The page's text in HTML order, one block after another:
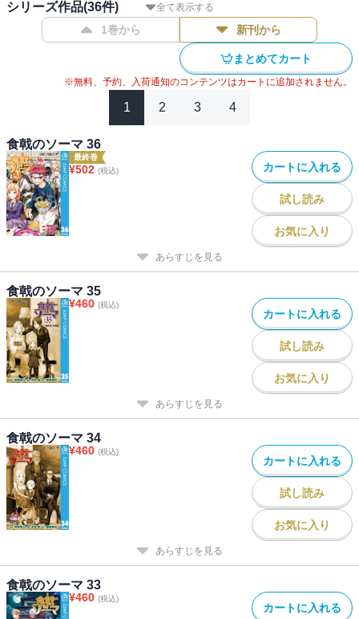
#2019年アニメ化 #2018年アニメ化 #グルメ漫画
2020年アニメ化 # 学園コミック
全て表示する
シリーズ作品(36件)
1巻から 新刊から
まとめてカート
※無料、予約、入荷通知のコンテンツはカートに追加されません。
1 2 3 4
食戟のソーマ 36
最終巻
¥502 (税込) カートに入れる
試し読み
お気に入り
あらすじを見る
食戟のソーマ 35
¥460 (税込)
カートに入れる
試し読み
お気に入り
あらすじを見る
食戟のソーマ 34
¥460 (税込)
カートに入れる
試し読み
お気に入り
あらすじを見る
食戟のソーマ 33
¥460 (税込)
カートに入れる